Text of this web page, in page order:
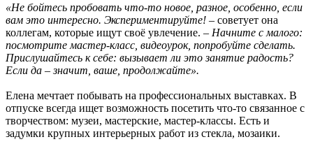
«Не бойтесь пробовать что-то новое, разное, особенно, если
вам это интересно. Экспериментируйте! – советует она
коллегам, которые ищут своё увлечение. – Начните с малого:
посмотрите мастер-класс, видеоурок, попробуйте сделать.
Прислушайтесь к себе: вызывает ли это занятие радость?
Если да –значит, ваше, продолжайте».
Елена мечтает побывать на профессиональных выставках. В
отпуске всегда ищет возможность посетить что-то связанное с
творчеством: музеи, мастерские, мастер-классы. Есть и
задумки крупных интерьерных работ из стекла, мозаики.